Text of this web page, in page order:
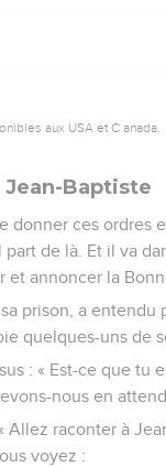
aux USA et C anada.
Jean-Baptiste
donner ces ordres
de là. Et il va
et annoncer la
prison, a entendu
quelques-uns de
: « Est-ce que tu
nous en
Allez raconter à
voyez :